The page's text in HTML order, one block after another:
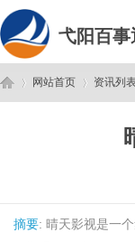
弋阳百事
网站首页 资讯列
摘要: 晴天影视是一